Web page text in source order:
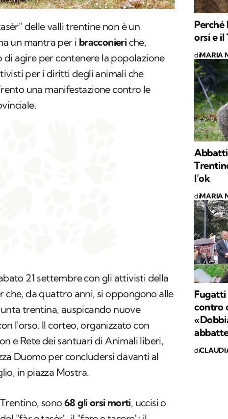
" delle valli trentine non è un
un mantra per i bracconieri che,
di agire per contenere la popolazione
per i diritti degli animali che
una manifestazione contro le
21 settembre con gli attivisti della
che, da quattro anni, si oppongono alle
trentina, auspicando nuove
l'orso. Il corteo, organizzato con
e Rete dei santuari di Animali liberi,
Duomo per concludersi davanti al
in piazza Mostra.
sono 68 gli orsi morti, uccisi o
Perché
orsi e
diMARIA
l’ok
diMARIA
Fugatti
contro
di